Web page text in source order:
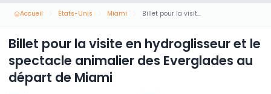
Accueil États-Unis Miami Billet pour la visite en hydroglisseur et le spectacle animalier des Everglades au départ de Miami
Billet pour la visite en hydroglisseur et le
spectacle animalier des Everglades au
départ de Miami